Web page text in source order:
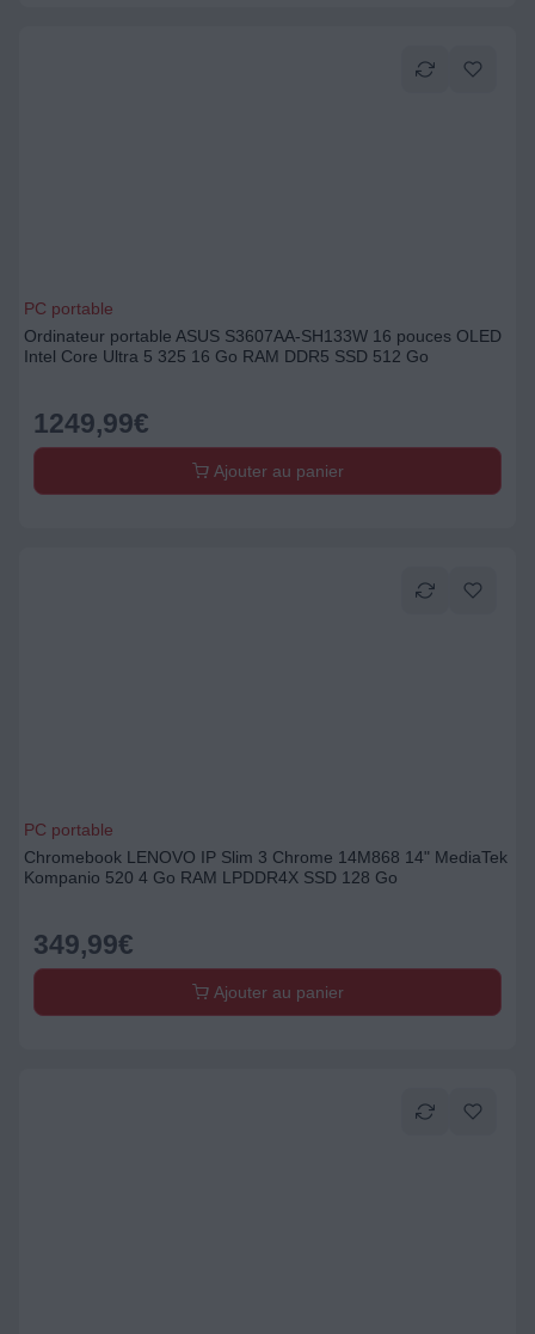
PC portable
Ordinateur portable ASUS S3607AA-SH133W 16 pouces OLED
Intel Core Ultra 5 325 16 Go RAM DDR5 SSD 512 Go
1249,99€
Ajouter au panier
PC portable
Chromebook LENOVO IP Slim 3 Chrome 14M868 14" MediaTek
Kompanio 520 4 Go RAM LPDDR4X SSD 128 Go
349,99€
Ajouter au panier